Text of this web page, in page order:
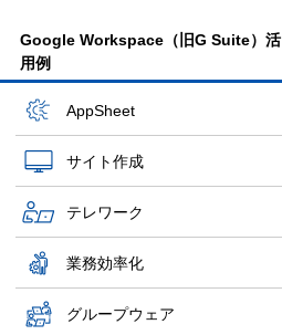
Google Workspace（旧G Suite）活
用例
AppSheet
サイト作成
テレワーク
業務効率化
グループウェア